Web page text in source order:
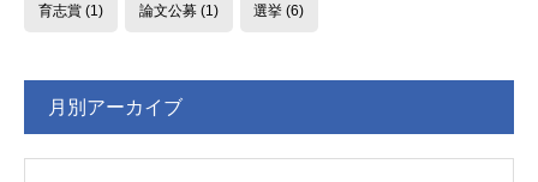
育志賞(1) 論文公募(1) 選挙 (6)
月別アーカイブ